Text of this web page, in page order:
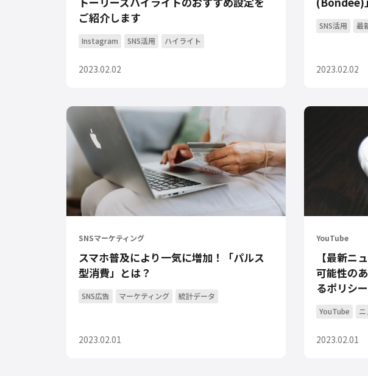
ご紹介します
Instagram SNS活用 ハイライト
2023.02.02
SNS活用 最
2023.02.02
SNSマーケティング
スマホ普及により一気に増加！「パルス
型消費」とは？
SNS広告 マーケティング 統計データ
2023.02.01
YouTube
【最新ニ
可能性の
るポリシ
YouTube ニ
2023.02.01